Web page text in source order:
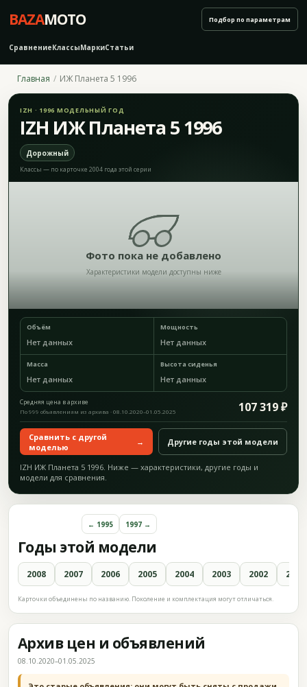
BAZAMOTO
СравнениеКлассыМаркиСтатьи
Подбор по параметрам
Главная ИЖ Планета 5 1996
IZH · 1996 МОДЕЛЬНЫЙ ГОД
IZH ИЖ Планета 5 1996
Дорожный
Классы — по карточке 2004 года этой серии
Фото пока не добавлено
Характеристики модели доступны ниже
Объём
Нет данных
Мощность
Нет данных
Масса
Нет данных
Высота сиденья
Нет данных
Средняя цена в архиве 107 319 ₽
По 999 объявлениям из архива · 08.10.2020–01.05.2025
Сравнить с другой
моделью
→ Другие годы этой модели
IZH ИЖ Планета 5 1996. Ниже — характеристики, другие годы и
модели для сравнения.
Годы этой модели
← 1995 1997 →
2008 2007 2006 2005 2004 2003 2002 2001
Карточки объединены по названию. Поколение и комплектация могут отличаться.
Архив цен и объявлений
08.10.2020–01.05.2025